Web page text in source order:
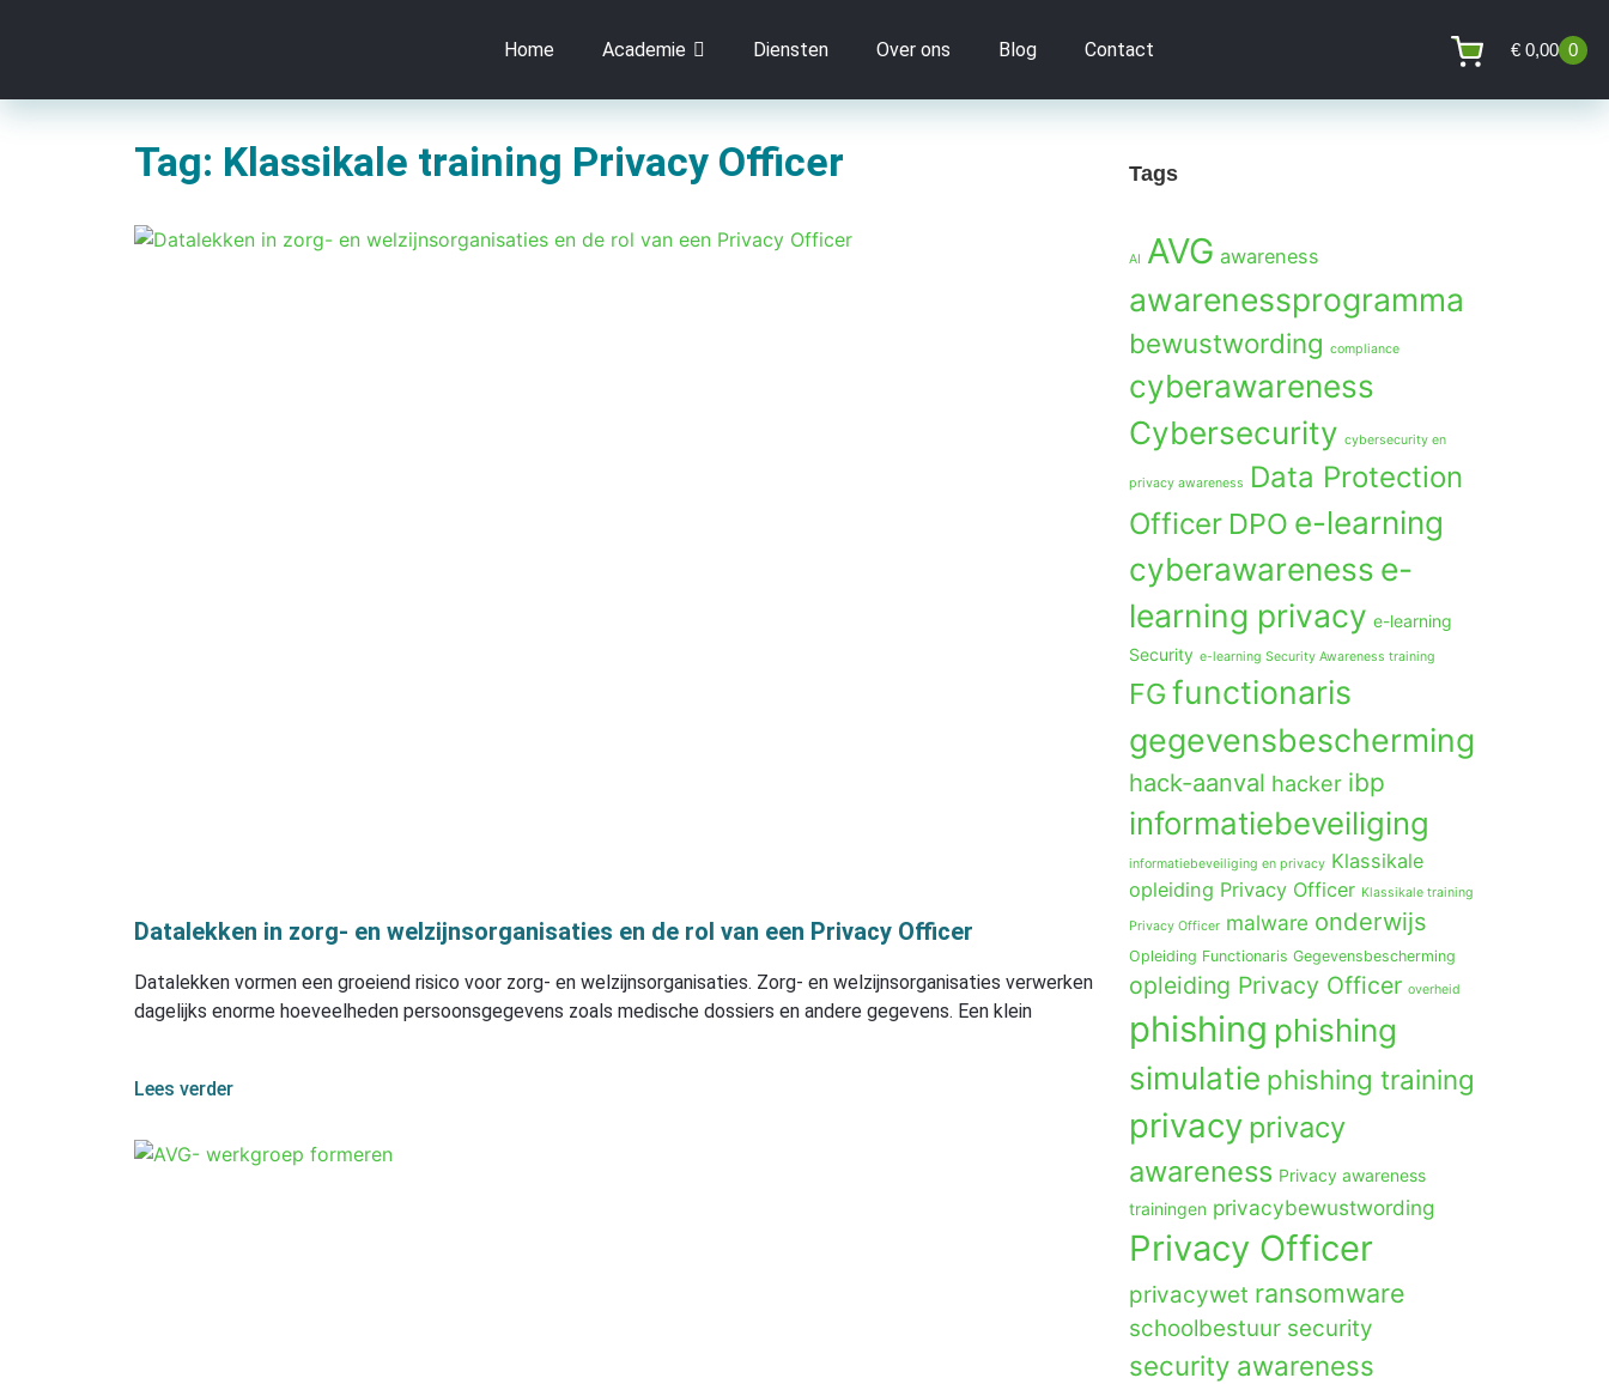
Home Academie Diensten Over ons Blog Contact € 0,00 0
Tag: Klassikale training Privacy Officer
Datalekken in zorg- en welzijnsorganisaties en de rol van een Privacy Officer
Datalekken vormen een groeiend risico voor zorg- en welzijnsorganisaties. Zorg- en welzijnsorganisaties verwerken
dagelijks enorme hoeveelheden persoonsgegevens zoals medische dossiers en andere gegevens. Een klein
Lees verder
Tags
AI AVG awareness
awarenessprogramma
bewustwording compliance
cyberawareness
Cybersecurity cybersecurity en
privacy awareness
Data Protection
Officer DPO e-learning
cyberawareness e-
learning privacy e-learning
Security e-learning Security Awareness training
FG functionaris
gegevensbescherming
hack-aanval hacker ibp
informatiebeveiliging
informatiebeveiliging en privacy Klassikale
opleiding Privacy Officer Klassikale training
Privacy Officer malware onderwijs
Opleiding Functionaris Gegevensbescherming
opleiding Privacy Officer overheid
phishing phishing
simulatie phishing training
privacy privacy
awareness Privacy awareness
trainingen privacybewustwording
Privacy Officer
privacywet ransomware
schoolbestuur security
security awareness